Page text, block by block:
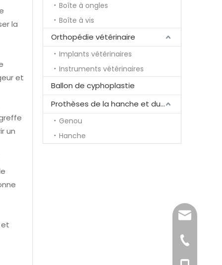
la
et
un
et
Boîte à ongles
Boîte à vis
Orthopédie vétérinaire
Implants vétérinaires
Instruments vétérinaires
Ballon de cyphoplastie
Prothèses de la hanche et du genou
Genou
Hanche
+86-519-